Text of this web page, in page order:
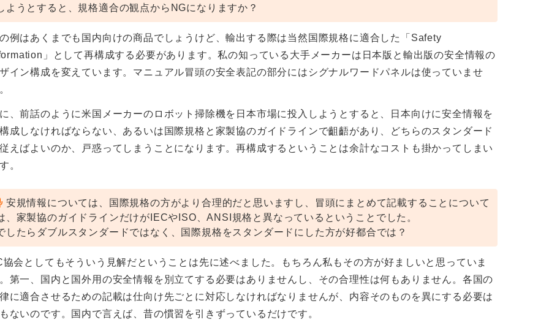
ようとすると、規格適合の観点からNGになりますか？
例はあくまでも国内向けの商品でしょうけど、輸出する際は当然国際規格に適合した「Safety
」として再構成する必要があります。私の知っている大手メーカーは日本版と輸出版の安全情報の
イン構成を変えています。マニュアル冒頭の安全表記の部分にはシグナルワードパネルは使っていませ
、前話のように米国メーカーのロボット掃除機を日本市場に投入しようとすると、日本向けに安全情報を
成しなければならない、あるいは国際規格と家製協のガイドラインで齟齬があり、どちらのスタンダード
えばよいのか、戸惑ってしまうことになります。再構成するということは余計なコストも掛かってしまい
。
安規情報については、国際規格の方がより合理的だと思いますし、冒頭にまとめて記載することについて
、家製協のガイドラインだけがIECやISO、ANSI規格と異なっているということでした。
したらダブルスタンダードではなく、国際規格をスタンダードにした方が好都合では？
協会としてもそういう見解だということは先に述べました。もちろん私もその方が好ましいと思っていま
第一、国内と国外用の安全情報を別立てする必要はありませんし、その合理性は何もありません。各国の
に適合させるための記載は仕向け先ごとに対応しなければなりませんが、内容そのものを異にする必要は
ないのです。国内で言えば、昔の慣習を引きずっているだけです。